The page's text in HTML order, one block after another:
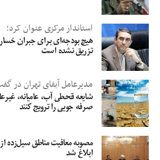
استاندار مرکزی عنوان کرد؛
هیچ بودجه‌ای برای جبران
تزریق نشده است
مدیرعامل آبفای تهران در
شایعه قحطی آب، عامیانه،
صرفه جویی را ترویج کنند
مصوبه معافیت مناطق سیل‌زده
ابلاغ شد